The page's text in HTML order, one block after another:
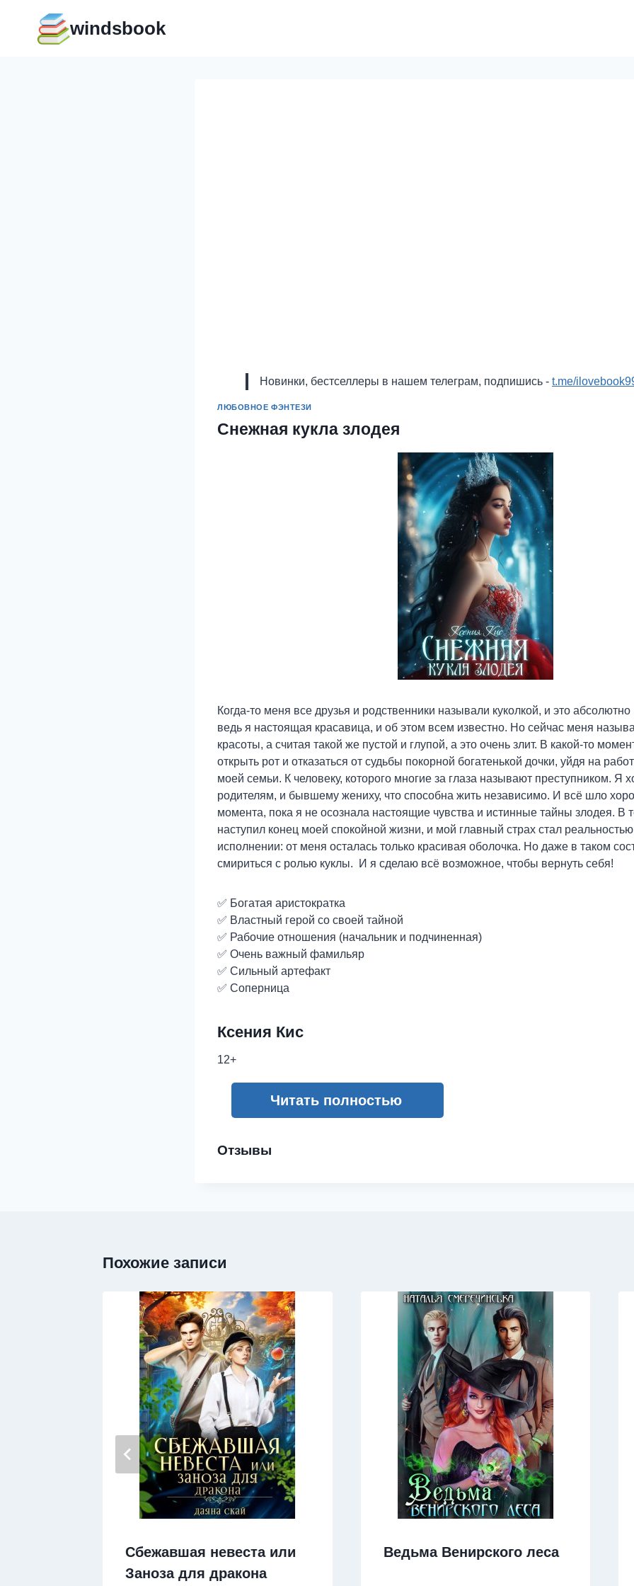
содержимому
windsbook
Новинки, бестселлеры в нашем телеграм, подпишись - t.me/
ЛЮБОВНОЕ ФЭНТЕЗИ
Снежная кукла злодея
Когда-то меня все друзья и родственники называли куколкой, и это
ведь я настоящая красавица, и об этом всем известно. Но сейчас меня
красоты, а считая такой же пустой и глупой, а это очень злит. В какой-то
открыть рот и отказаться от судьбы покорной богатенькой дочки, уйдя на
моей семьи. К человеку, которого многие за глаза называют преступником. Я
родителям, и бывшему жениху, что способна жить независимо. И всё шло
момента, пока я не осознала настоящие чувства и истинные тайны злодея. В
наступил конец моей спокойной жизни, и мой главный страх стал
исполнении: от меня осталась только красивая оболочка. Но даже в таком
смириться с ролью куклы. И я сделаю всё возможное, чтобы вернуть себя!
✅ Богатая аристократка
✅ Властный герой со своей тайной
✅ Рабочие отношения (начальник и подчиненная)
✅ Очень важный фамильяр
✅ Сильный артефакт
✅ Соперница
Ксения Кис
12+
Читать полностью
Отзывы
Похожие записи
Сбежавшая невеста или
Заноза для дракона
Ведьма Венирского леса